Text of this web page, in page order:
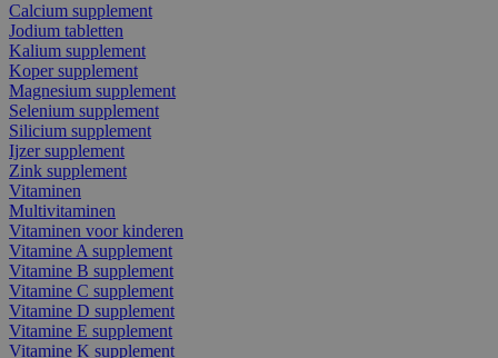
Calcium supplement
Jodium tabletten
Kalium supplement
Koper supplement
Magnesium supplement
Selenium supplement
Silicium supplement
Ijzer supplement
Zink supplement
Vitaminen
Multivitaminen
Vitaminen voor kinderen
Vitamine A supplement
Vitamine B supplement
Vitamine C supplement
Vitamine D supplement
Vitamine E supplement
Vitamine K supplement